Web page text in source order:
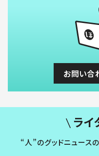
お問い合
ライ
“人”のグッドニュース